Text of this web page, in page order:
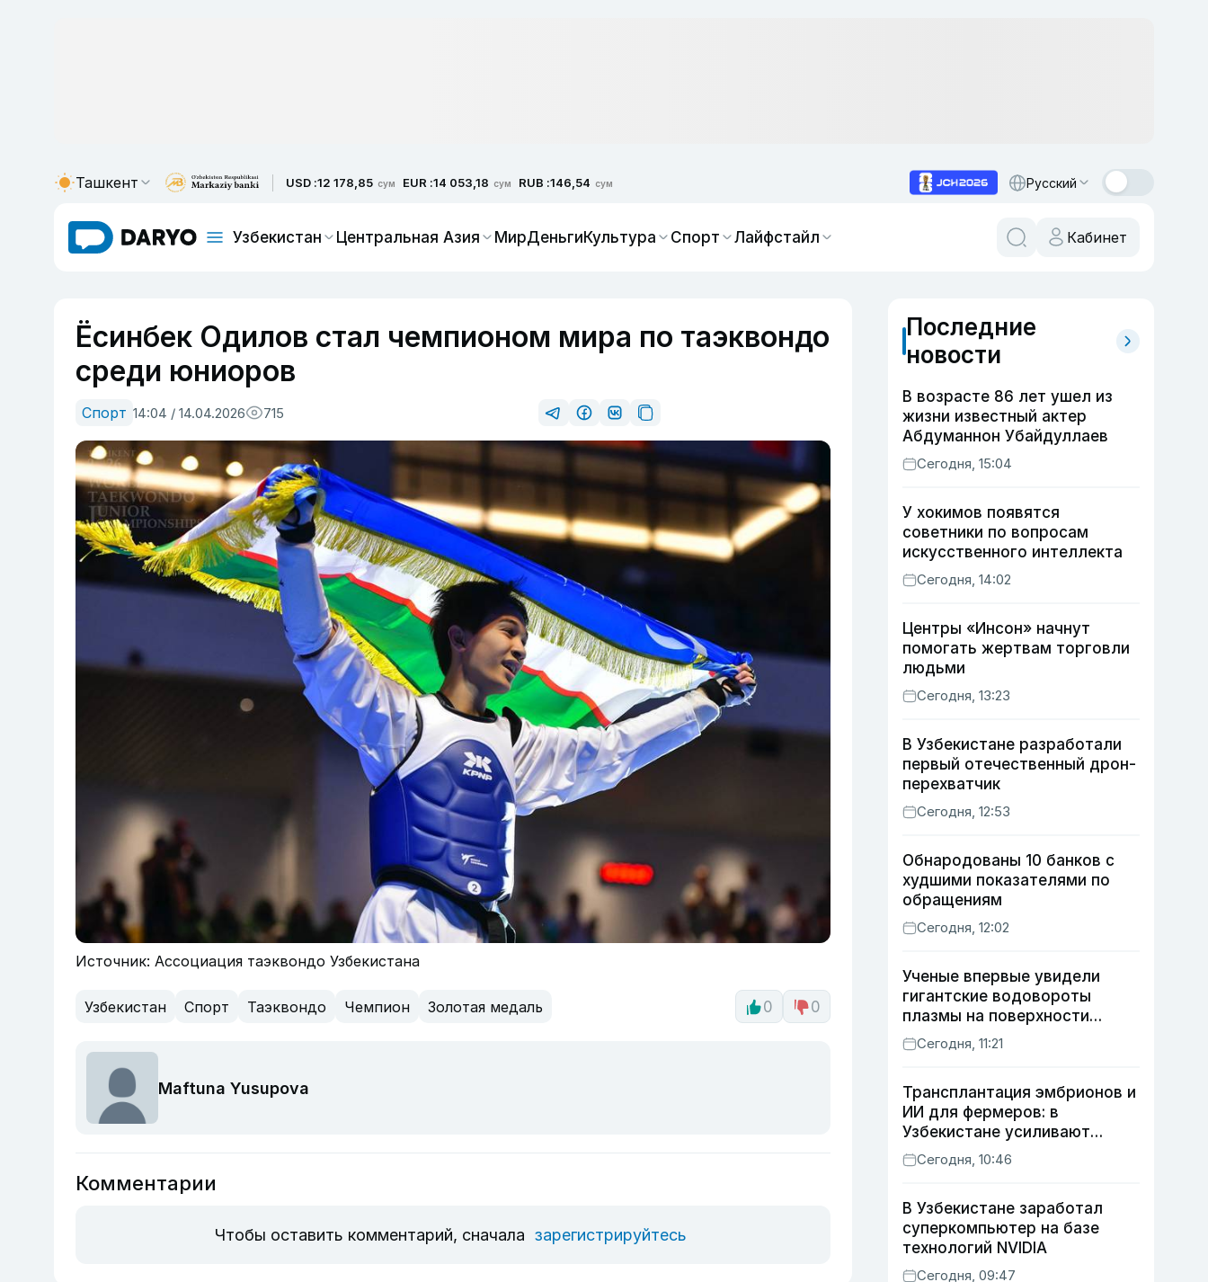
Ташкент USD :12 178,85 сум EUR :14 053,18 сум RUB :146,54 сум Русский
Узбекистан Центральная Азия МирДеньгиКультура Спорт Лайфстайл Кабинет
Ёсинбек Одилов стал чемпионом мира по таэквондо
среди юниоров
Спорт 14:04 / 14.04.2026 715
Источник: Ассоциация таэквондо Узбекистана
Узбекистан Спорт Таэквондо Чемпион Золотая медаль 0 0
Maftuna Yusupova
Комментарии
Чтобы оставить комментарий, сначала зарегистрируйтесь
Последние
новости
В возрасте 86 лет ушел из
жизни известный актер
Абдуманнон Убайдуллаев
Сегодня, 15:04
У хокимов появятся
советники по вопросам
искусственного интеллекта
Сегодня, 14:02
Центры «Инсон» начнут
помогать жертвам торговли
людьми
Сегодня, 13:23
В Узбекистане разработали
первый отечественный дрон-
перехватчик
Сегодня, 12:53
Обнародованы 10 банков с
худшими показателями по
обращениям
Сегодня, 12:02
Ученые впервые увидели
гигантские водовороты
плазмы на поверхности
Солнца
Сегодня, 11:21
Трансплантация эмбрионов и
ИИ для фермеров: в
Узбекистане усиливают
развитие животноводства
Сегодня, 10:46
В Узбекистане заработал
суперкомпьютер на базе
технологий NVIDIA
Сегодня, 09:47